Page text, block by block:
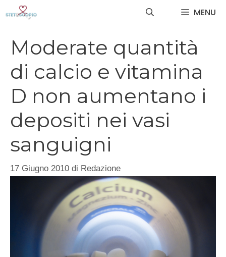
MENU
Moderate quantità
di calcio e vitamina
D non aumentano i
depositi nei vasi
sanguigni
17 Giugno 2010 di Redazione